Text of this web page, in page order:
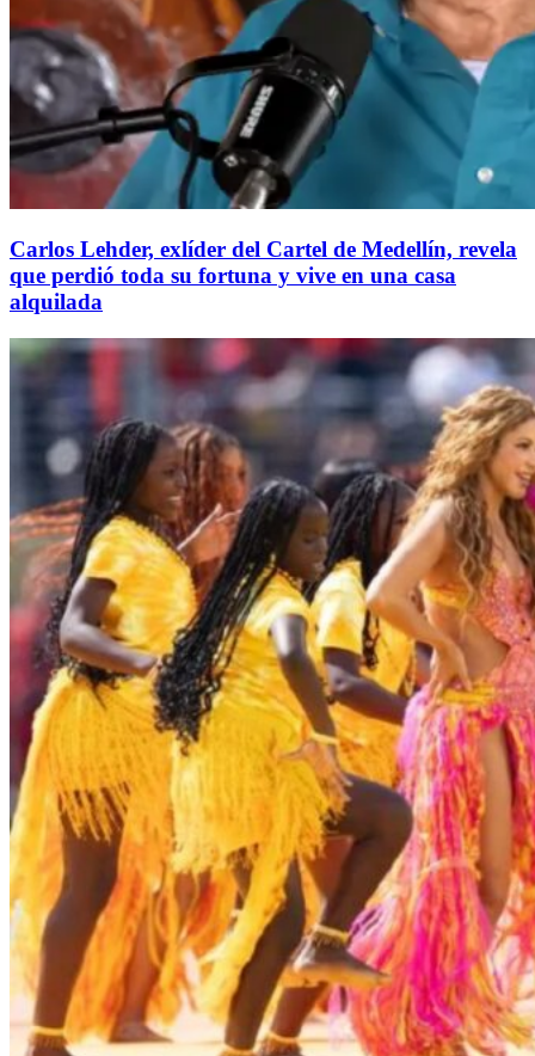
Carlos Lehder, exlíder del Cartel de Medellín, revela
que perdió toda su fortuna y vive en una casa
alquilada